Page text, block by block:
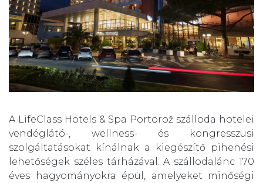
A LifeClass Hotels & Spa Portorož szálloda hotelei
vendéglátó-, wellness- és kongresszusi
szolgáltatásokat kínálnak a kiegészítő pihenési
lehetőségek széles tárházával. A szállodalánc 170
éves hagyományokra épül, amelyeket minőségi